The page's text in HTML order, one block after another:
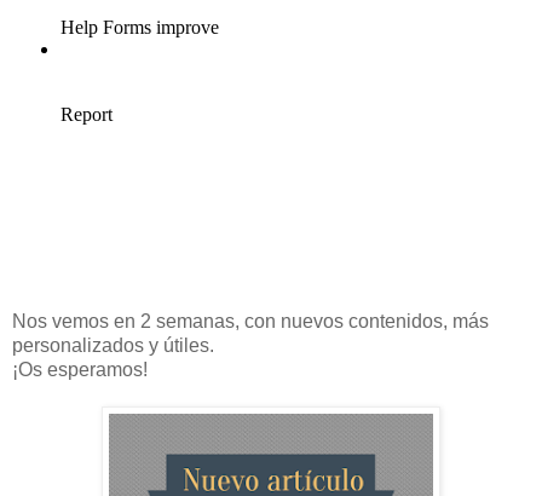
Nos vemos en 2 semanas, con nuevos contenidos, más
personalizados y útiles.
¡Os esperamos!